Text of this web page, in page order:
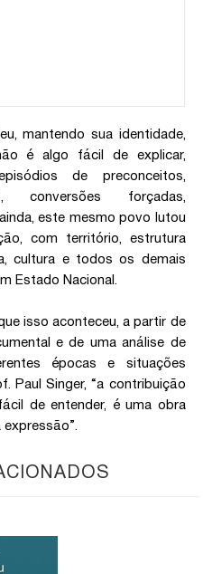
mantendo sua identidade,
é algo fácil de explicar,
de preconceitos,
conversões forçadas,
este mesmo povo lutou
com território, estrutura
cultura e todos os demais
Estado Nacional.
isso aconteceu, a partir de
e de uma análise de
épocas e situações
Paul Singer, “a contribuição
de entender, é uma obra